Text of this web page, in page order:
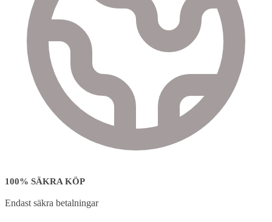
100% SÄKRA KÖP
Endast säkra betalningar